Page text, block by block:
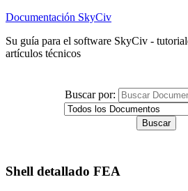
Documentación SkyCiv
Su guía para el software SkyCiv -
artículos técnicos
Buscar por:
Shell detallado FEA